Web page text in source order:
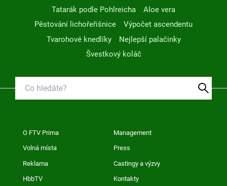
Tatarák podle Pohlreicha
Aloe vera
Pěstování lichořeřišnice
Výpočet ascendentu
Tvarohové knedlíky
Nejlepší palačinky
Švestkový koláč
O FTV Prima Management
Volná místa Press
Reklama Castingy a výzvy
HbbTV Kontakty